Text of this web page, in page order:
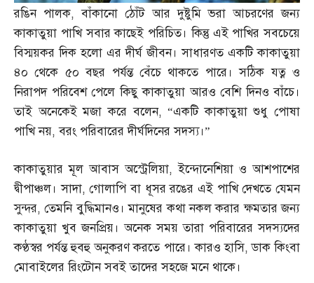
রঙিন পালক,বাঁকানো ঠোঁট আর দুষ্টুমি ভরা আচরণের জন্য
কাকাতুয়া পাখি সবার কাছেই পরিচিত। কিন্তু এই পাখির সবচেয়ে
বিস্ময়কর দিক হলো এর দীর্ঘ জীবন। সাধারণত একটি কাকাতুয়া
৪০ থেকে ৫০ বছর পর্যন্ত বেঁচে থাকতে পারে। সঠিক যত্ন ও
নিরাপদ পরিবেশ পেলে কিছু কাকাতুয়া আরও বেশি দিনও বাঁচে।
তাই অনেকেই মজা করে বলেন, “একটি কাকাতুয়া শুধু পোষা
পাখি নয়,বরং পরিবারের দীর্ঘদিনের সদস্য।”
কাকাতুয়ার মূল আবাস অস্ট্রেলিয়া,ইন্দোনেশিয়া ও আশপাশের
দ্বীপাঞ্চল। সাদা,গোলাপি বা ধূসর রঙের এই পাখি দেখতে যেমন
সুন্দর,তেমনি বুদ্ধিমানও। মানুষের কথা নকল করার ক্ষমতার জন্য
কাকাতুয়া খুব জনপ্রিয়। অনেক সময় তারা পরিবারের সদস্যদের
কণ্ঠস্বর পর্যন্ত হুবহু অনুকরণ করতে পারে। কারও হাসি,ডাক কিংবা
মোবাইলের রিংটোন সবই তাদের সহজে মনে থাকে।